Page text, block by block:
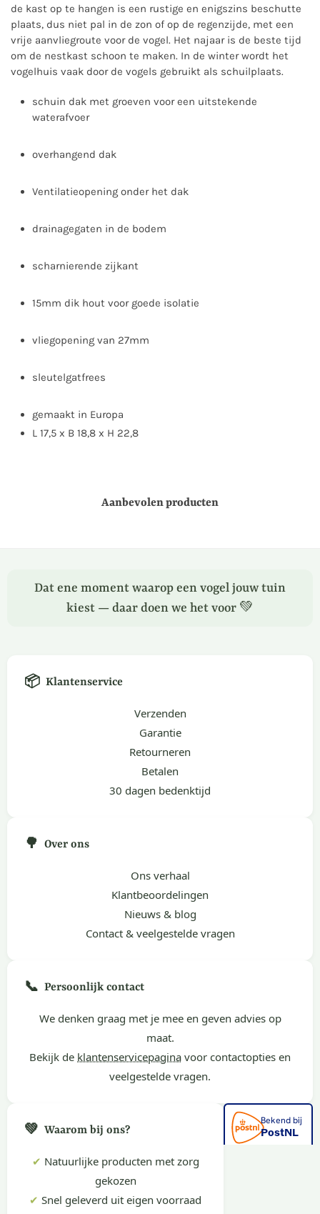
de kast op te hangen is een rustige en enigszins beschutte
plaats, dus niet pal in de zon of op de regenzijde, met een
vrije aanvliegroute voor de vogel. Het najaar is de beste tijd
om de nestkast schoon te maken. In de winter wordt het
vogelhuis vaak door de vogels gebruikt als schuilplaats.
schuin dak met groeven voor een uitstekende
waterafvoer
overhangend dak
Ventilatieopening onder het dak
drainagegaten in de bodem
scharnierende zijkant
15mm dik hout voor goede isolatie
vliegopening van 27mm
sleutelgatfrees
gemaakt in Europa
L 17,5 x B 18,8 x H 22,8
Aanbevolen producten
Dat ene moment waarop een vogel jouw tuin
kiest — daar doen we het voor 💚
📦 Klantenservice
Verzenden
Garantie
Retourneren
Betalen
30 dagen bedenktijd
🌳 Over ons
Ons verhaal
Klantbeoordelingen
Nieuws & blog
Contact & veelgestelde vragen
📞 Persoonlijk contact
We denken graag met je mee en geven advies op
maat.
Bekijk de klantenservicepagina voor contactopties en
veelgestelde vragen.
💚 Waarom bij ons?
✔ Natuurlijke producten met zorg
gekozen
✔ Snel geleverd uit eigen voorraad